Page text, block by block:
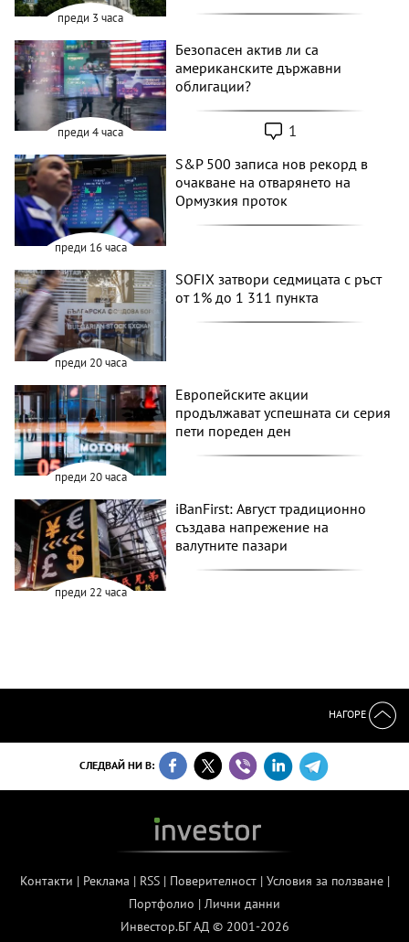
преди 3 часа
преди 4 часа
Безопасен актив ли са
американските държавни
облигации?
1
преди 16 часа
S&P 500 записа нов рекорд в
очакване на отварянето на
Ормузкия проток
преди 20 часа
SOFIX затвори седмицата с ръст
от 1% до 1 311 пункта
преди 20 часа
Европейските акции
продължават успешната си серия
пети пореден ден
преди 22 часа
iBanFirst: Август традиционно
създава напрежение на
валутните пазари
НАГОРЕ
СЛЕДВАЙ НИ В:
Контакти | Реклама | RSS| Поверителност| Условия за ползване|
Портфолио | Лични данни
Инвестор.БГ АД © 2001-2026